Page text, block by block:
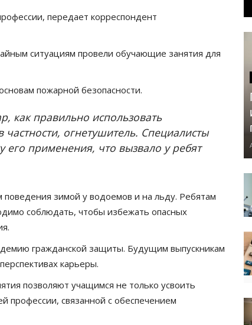
передает корреспондент
ситуациям провели обучающие занятия для
пожарной безопасности.
как правильно использовать
огнетушитель. Специалисты
его применения, что вызвало у ребят
зимой у водоемов и на льду. Ребятам
соблюдать, чтобы избежать опасных
гражданской защиты. Будущим выпускникам
карьеры.
позволяют учащимся не только усвоить
профессии, связанной с обеспечением